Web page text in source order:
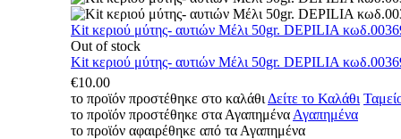
Kit κεριού μύτης- αυτιών Μέλι 50gr. DEPILIA
Out of stock
Kit κεριού μύτης- αυτιών Μέλι 50gr. DEPILIA
€10.00
το προϊόν προστέθηκε στο καλάθι Δείτε το Καλάθι
το προϊόν προστέθηκε στα Αγαπημένα Αγαπημένα
το προϊόν αφαιρέθηκε από τα Αγαπημένα